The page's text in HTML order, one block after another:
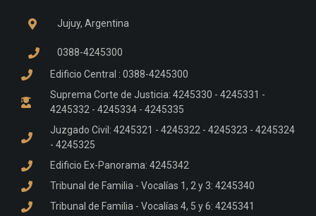
Jujuy, Argentina
0388-4245300
Edificio Central : 0388-4245300
Suprema Corte de Justicia: 4245330 - 4245331 -
4245332 - 4245334 - 4245335
Juzgado Civil: 4245321 - 4245322 - 4245323 - 4245324
- 4245325
Edificio Ex-Panorama: 4245342
Tribunal de Familia - Vocalías 1, 2 y 3: 4245340
Tribunal de Familia - Vocalías 4, 5 y 6: 4245341